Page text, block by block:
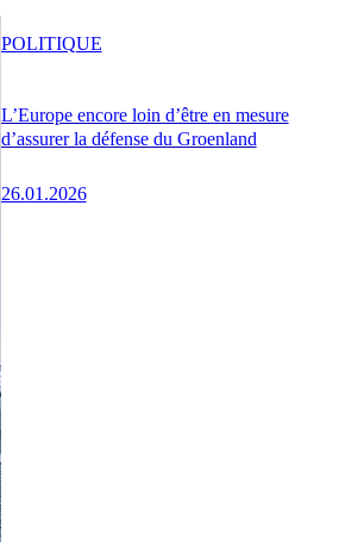
L’Europe encore loin d’être en mesure
d’assurer la défense du Groenland
26.01.2026
POLITIQUE